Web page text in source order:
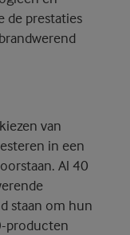
de prestaties
van
in een
Al 40
staan om hun
producten